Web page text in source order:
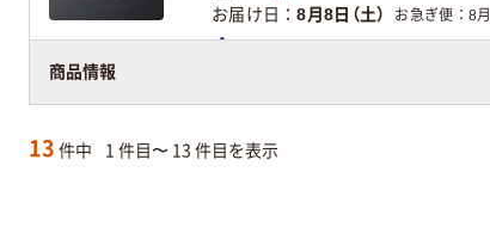
商品情報
お届け日
8月8日（土） お急ぎ便 8月
13 件中 1 件目〜 13 件目を表示